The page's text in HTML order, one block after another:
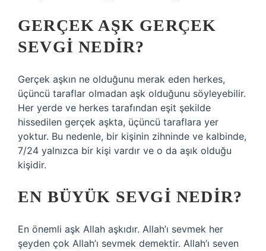
GERÇEK AŞK GERÇEK
SEVGI NEDIR?
Gerçek aşkın ne olduğunu merak eden herkes,
üçüncü taraflar olmadan aşk olduğunu söyleyebilir.
Her yerde ve herkes tarafından eşit şekilde
hissedilen gerçek aşkta, üçüncü taraflara yer
yoktur. Bu nedenle, bir kişinin zihninde ve kalbinde,
7/24 yalnızca bir kişi vardır ve o da aşık olduğu
kişidir.
EN BÜYÜK SEVGI NEDIR?
En önemli aşk Allah aşkıdır. Allah’ı sevmek her
şeyden çok Allah’ı sevmek demektir. Allah’ı seven